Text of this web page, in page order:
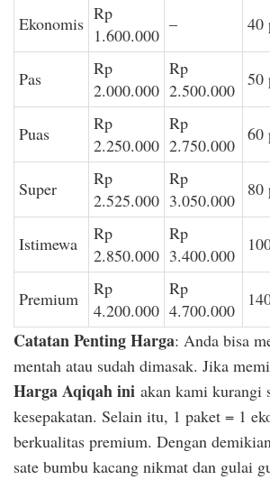
Ekonomis Rp
1.600.000
– 40
Pas
Rp
2.000.000
Rp
2.500.000
50
Puas
Rp
2.250.000
Rp
2.750.000
60
Super
Rp
2.525.000
Rp
3.050.000
80
Istimewa
Rp
2.850.000
Rp
3.400.000
Premium
Rp
4.200.000
Rp
4.700.000
Catatan Penting Harga: Anda bisa
mentah atau sudah dimasak. Jika
Harga Aqiqah ini akan kami kurangi
kesepakatan. Selain itu, 1 paket = 1
berkualitas premium. Dengan
sate bumbu kacang nikmat dan gulai